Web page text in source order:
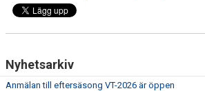
GALLERI
VÄRMDÖKRISTALLEN 2026
Nyhetsarkiv
Anmälan till eftersäsong VT-2026 är öppen